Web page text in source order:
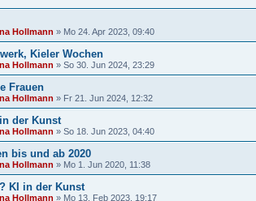
Hollmann » Mo 24. Apr 2023, 09:40
Kieler Wochen
Hollmann » So 30. Jun 2024, 23:29
Frauen
Hollmann » Fr 21. Jun 2024, 12:32
der Kunst
Hollmann » So 18. Jun 2023, 04:40
bis und ab 2020
Hollmann » Mo 1. Jun 2020, 11:38
KI in der Kunst
Hollmann » Mo 13. Feb 2023, 19:17